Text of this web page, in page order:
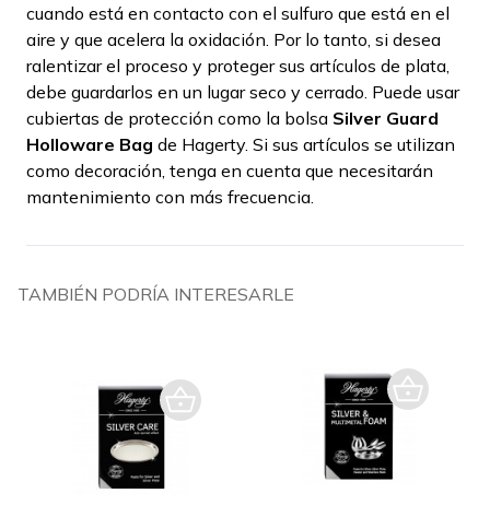
cuando está en contacto con el sulfuro que está en el
aire y que acelera la oxidación. Por lo tanto, si desea
ralentizar el proceso y proteger sus artículos de plata,
debe guardarlos en un lugar seco y cerrado. Puede usar
cubiertas de protección como la bolsa Silver Guard
Holloware Bag de Hagerty. Si sus artículos se utilizan
como decoración, tenga en cuenta que necesitarán
mantenimiento con más frecuencia.
TAMBIÉN PODRÍA INTERESARLE